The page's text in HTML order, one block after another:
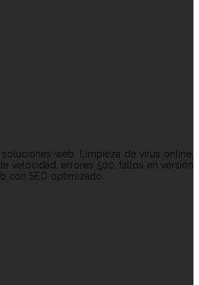
web. Limpieza de virus online,
velocidad, errores 500, fallos en versión
con SEO optimizado.